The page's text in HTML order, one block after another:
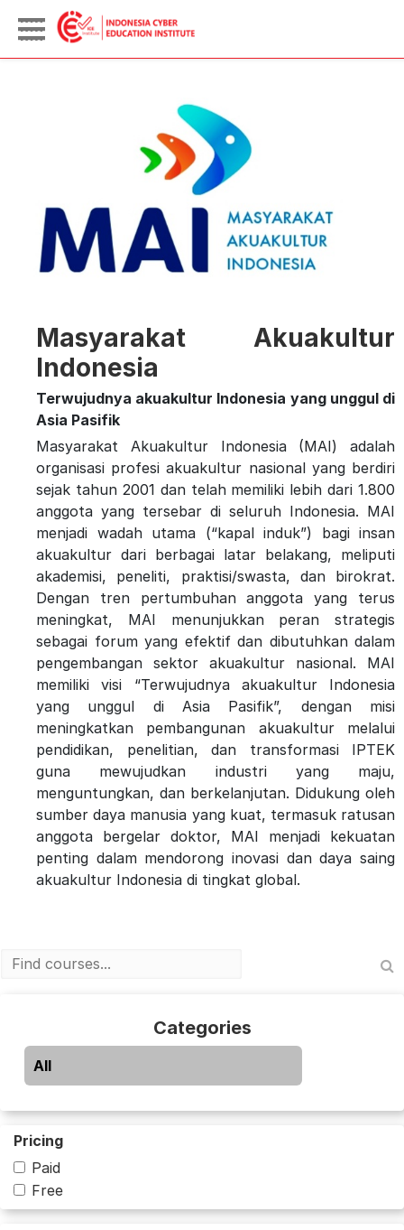
Masyarakat Akuakultur
Indonesia
Terwujudnya akuakultur Indonesia yang unggul di
Asia Pasifik
Masyarakat Akuakultur Indonesia (MAI) adalah
organisasi profesi akuakultur nasional yang berdiri
sejak tahun 2001 dan telah memiliki lebih dari 1.800
anggota yang tersebar di seluruh Indonesia. MAI
menjadi wadah utama (“kapal induk”) bagi insan
akuakultur dari berbagai latar belakang, meliputi
akademisi, peneliti, praktisi/swasta, dan birokrat.
Dengan tren pertumbuhan anggota yang terus
meningkat, MAI menunjukkan peran strategis
sebagai forum yang efektif dan dibutuhkan dalam
pengembangan sektor akuakultur nasional. MAI
memiliki visi “Terwujudnya akuakultur Indonesia
yang unggul di Asia Pasifik”, dengan misi
meningkatkan pembangunan akuakultur melalui
pendidikan, penelitian, dan transformasi IPTEK
guna mewujudkan industri yang maju,
menguntungkan, dan berkelanjutan. Didukung oleh
sumber daya manusia yang kuat, termasuk ratusan
anggota bergelar doktor, MAI menjadi kekuatan
penting dalam mendorong inovasi dan daya saing
akuakultur Indonesia di tingkat global.
Categories
All
Pricing
Paid
Free